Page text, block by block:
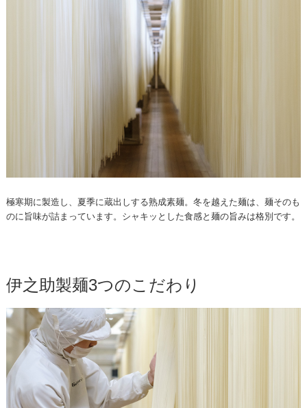
極寒期に製造し、夏季に蔵出しする熟成素麺。冬を越えた麺は、麺そのも
のに旨味が詰まっています。シャキッとした食感と麺の旨みは格別です。
伊之助製麺3つのこだわり